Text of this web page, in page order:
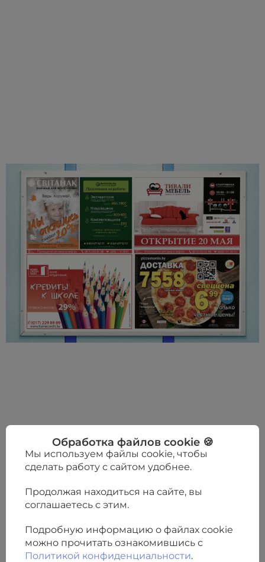
Обработка файлов cookie 🍪
Мы используем файлы cookie, чтобы
сделать работу с сайтом удобнее.
Продолжая находиться на сайте, вы
соглашаетесь с этим.
Подробную информацию о файлах cookie
можно прочитать ознакомившись с
Политикой конфиденциальности.